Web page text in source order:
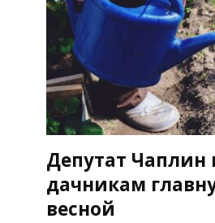
Депутат Чаплин
дачникам
весной